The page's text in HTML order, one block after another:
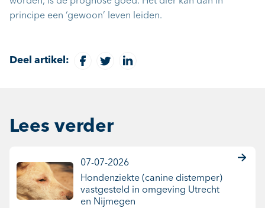
principe een ‘gewoon’ leven leiden.
Deel artikel:
Lees verder
07-07-2026
Hondenziekte (canine distemper)
vastgesteld in omgeving Utrecht
en Nijmegen